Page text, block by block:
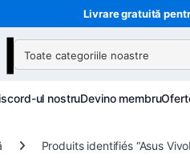
Livrare gratuită
Căutare:
ul nostruDevino membru
Produits identifiés “Asus